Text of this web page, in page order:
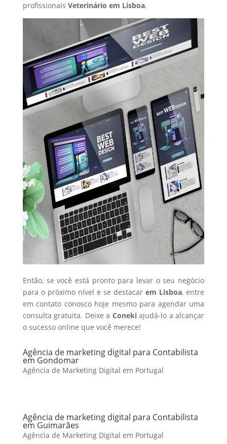
profissionais Veterinário em Lisboa.
Então, se você está pronto para levar o seu negócio
para o próximo nível e se destacarem Lisboa, entre
em contato conosco hoje mesmo para agendar uma
consulta gratuita. Deixe a Conekiajudá-lo a alcançar
o sucesso online que você merece!
Agência de marketing digital para Contabilista
em Gondomar
Agência de Marketing Digital em Portugal
Agência de marketing digital para Contabilista
em Guimarães
Agência de Marketing Digital em Portugal